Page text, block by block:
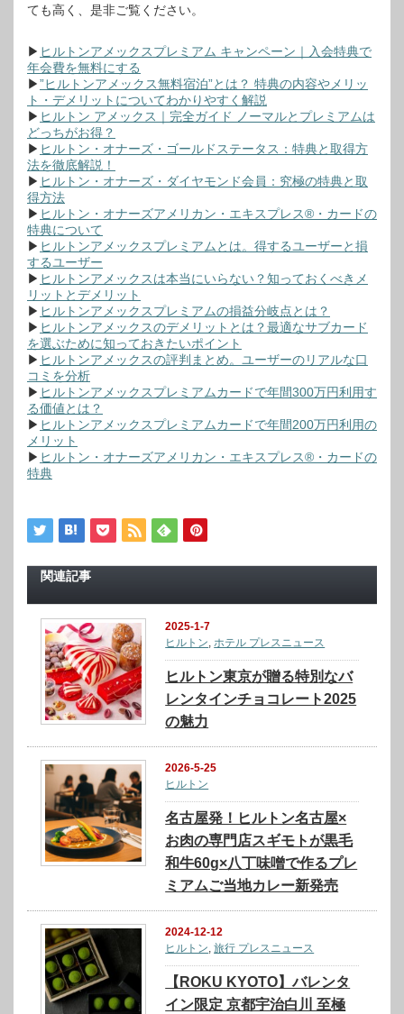
ても高く、是非ご覧ください。
▶ ヒルトンアメックスプレミアム キャンペーン｜入会特典で
年会費を無料にする
▶”ヒルトンアメックス無料宿泊”とは？ 特典の内容やメリッ
ト・デメリットについてわかりやすく解説
▶ ヒルトン アメックス｜完全ガイド ノーマルとプレミアムは
どっちがお得？
▶ ヒルトン・オナーズ・ゴールドステータス：特典と取得方
法を徹底解説！
▶ ヒルトン・オナーズ・ダイヤモンド会員：究極の特典と取
得方法
▶ ヒルトン・オナーズアメリカン・エキスプレス®・カードの
特典について
▶ ヒルトンアメックスプレミアムとは。得するユーザーと損
するユーザー
▶ ヒルトンアメックスは本当にいらない？知っておくべきメ
リットとデメリット
▶ ヒルトンアメックスプレミアムの損益分岐点とは？
▶ ヒルトンアメックスのデメリットとは？最適なサブカード
を選ぶために知っておきたいポイント
▶ ヒルトンアメックスの評判まとめ。ユーザーのリアルな口
コミを分析
▶ ヒルトンアメックスプレミアムカードで年間300万円利用す
る価値とは？
▶ ヒルトンアメックスプレミアムカードで年間200万円利用の
メリット
▶ ヒルトン・オナーズアメリカン・エキスプレス®・カードの
特典
関連記事
2025-1-7
ヒルトン,ホテル プレスニュース
ヒルトン東京が贈る特別なバ
レンタインチョコレート2025
の魅力
2026-5-25
ヒルトン
名古屋発！ヒルトン名古屋×
お肉の専門店スギモトが黒毛
和牛60g×八丁味噌で作るプレ
ミアムご当地カレー新発売
2024-12-12
ヒルトン,旅行 プレスニュース
【ROKU KYOTO】バレンタ
イン限定 京都宇治白川 至極